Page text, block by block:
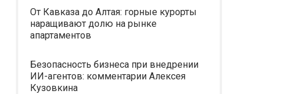
От Кавказа до Алтая: горные курорты
наращивают долю на рынке
апартаментов
Безопасность бизнеса при внедрении
ИИ-агентов: комментарии Алексея
Кузовкина